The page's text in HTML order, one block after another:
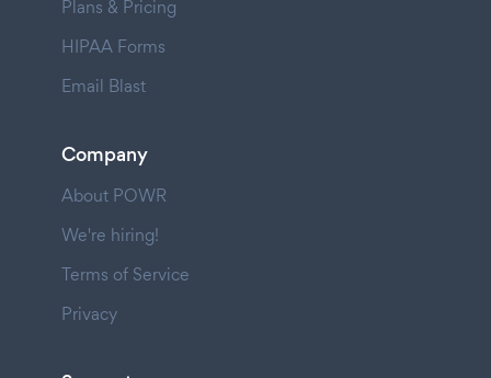
Plans & Pricing
HIPAA Forms
Email Blast
Company
About POWR
We're hiring!
Terms of Service
Privacy